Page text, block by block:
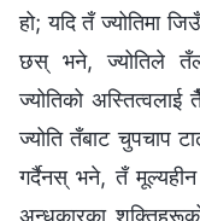
हो; यदि तँ ज्योतिमा
छस्‌ भने, ज्योतिले
ज्योतिको
ज्योति तँबाट चुपचाप
गर्दैनस्‌ भने, तँ
अन्धकारका